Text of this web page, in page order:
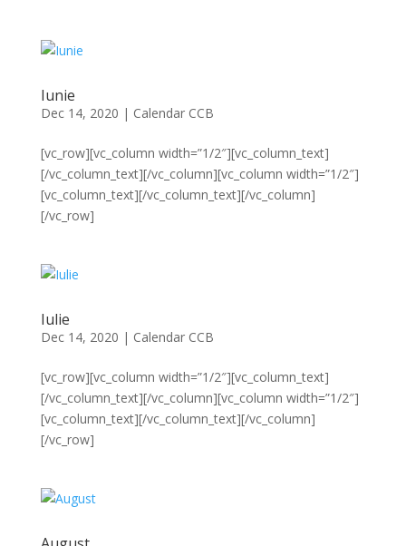
Iunie
Dec 14, 2020 | Calendar CCB
[vc_row][vc_column width=”1/2″][vc_column_text]
[/vc_column_text][/vc_column][vc_column width=”1/2″]
[vc_column_text][/vc_column_text][/vc_column]
[/vc_row]
Iulie
Dec 14, 2020 | Calendar CCB
[vc_row][vc_column width=”1/2″][vc_column_text]
[/vc_column_text][/vc_column][vc_column width=”1/2″]
[vc_column_text][/vc_column_text][/vc_column]
[/vc_row]